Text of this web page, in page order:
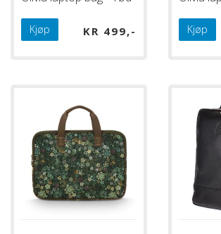
KR 499
Kjøp Kjøp